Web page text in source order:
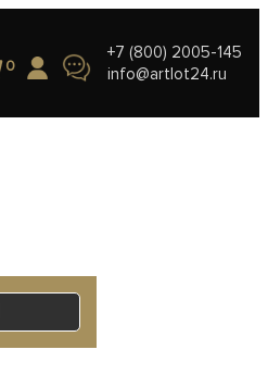
0
+7 (800) 2005-145
info@artlot24.ru